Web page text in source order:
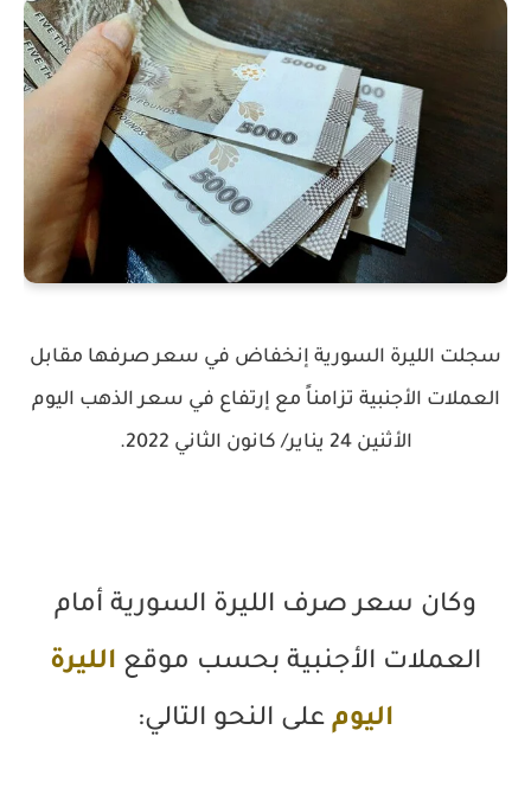
سجلت الليرة السورية إنخفاض في سعر صرفها مقابل
العملات الأجنبية تزامناً مع إرتفاع في سعر الذهب اليوم
الأثنين 24 يناير/ كانون الثاني 2022.
وكان سعر صرف الليرة السورية أمام
العملات الأجنبية بحسب موقع الليرة
اليوم على النحو التالي: